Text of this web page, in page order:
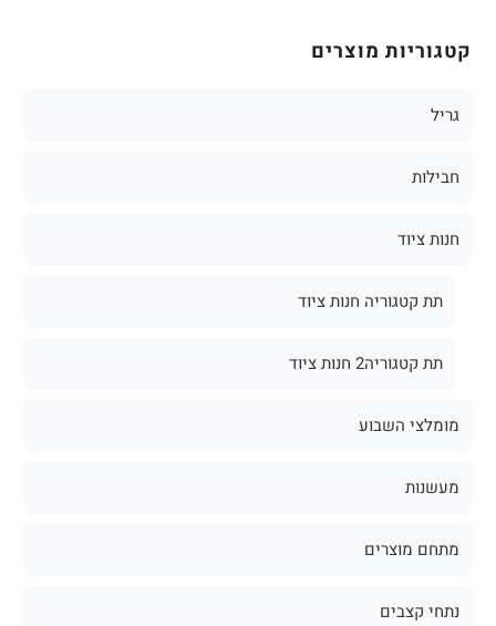
קטגוריות מוצרים
גריל
חבילות
חנות ציוד
תת קטגוריה חנות ציוד
תת קטגוריה2 חנות ציוד
מומלצי השבוע
מעשנות
מתחם מוצרים
נתחי קצבים